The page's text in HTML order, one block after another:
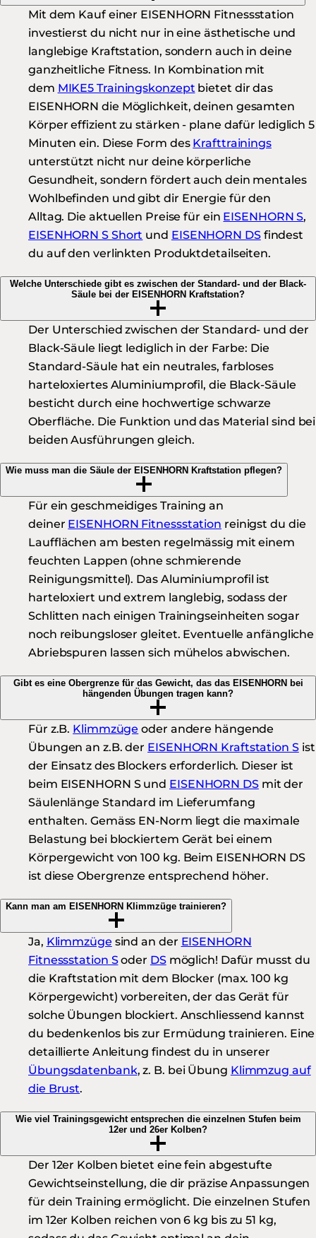
Mit dem Kauf einer EISENHORN Fitnessstation
investierst du nicht nur in eine ästhetische und
langlebige Kraftstation, sondern auch in deine
ganzheitliche Fitness. In Kombination mit
dem MIKE5 Trainingskonzept bietet dir das
EISENHORN die Möglichkeit, deinen gesamten
Körper effizient zu stärken - plane dafür lediglich 5
Minuten ein. Diese Form des Krafttrainings
unterstützt nicht nur deine körperliche
Gesundheit, sondern fördert auch dein mentales
Wohlbefinden und gibt dir Energie für den
Alltag. Die aktuellen Preise für ein EISENHORN S,
EISENHORN S Short und EISENHORN DSfindest
du auf den verlinkten Produktdetailseiten.
Welche Unterschiede gibt es zwischen der Standard- und der Black-
Säule bei der EISENHORN Kraftstation?
Der Unterschied zwischen der Standard- und der
Black-Säule liegt lediglich in der Farbe: Die
Standard-Säule hat ein neutrales, farbloses
harteloxiertes Aluminiumprofil, die Black-Säule
besticht durch eine hochwertige schwarze
Oberfläche. Die Funktion und das Material sind bei
beiden Ausführungen gleich.
Wie muss man die Säule der EISENHORN Kraftstation pflegen?
Für ein geschmeidiges Training an
deiner EISENHORN Fitnessstation reinigst du die
Laufflächen am besten regelmässig mit einem
feuchten Lappen (ohne schmierende
Reinigungsmittel). Das Aluminiumprofil ist
harteloxiert und extrem langlebig, sodass der
Schlitten nach einigen Trainingseinheiten sogar
noch reibungsloser gleitet. Eventuelle anfängliche
Abriebspuren lassen sich mühelos abwischen.
Gibt es eine Obergrenze für das Gewicht, das das EISENHORN bei
hängenden Übungen tragen kann?
Für z.B. Klimmzüge oder andere hängende
Übungen an z.B. der EISENHORN Kraftstation Sist
der Einsatz des Blockers erforderlich. Dieser ist
beim EISENHORN Sund EISENHORN DSmit der
Säulenlänge Standard im Lieferumfang
enthalten. Gemäss EN-Norm liegt die maximale
Belastung bei blockiertem Gerät bei einem
Körpergewicht von 100 kg. Beim EISENHORN DS
ist diese Obergrenze entsprechend höher.
Kann man am EISENHORN Klimmzüge trainieren?
Ja, Klimmzüge sind an der EISENHORN
Fitnessstation Soder DSmöglich! Dafür musst du
die Kraftstation mit dem Blocker (max. 100 kg
Körpergewicht) vorbereiten, der das Gerät für
solche Übungen blockiert. Anschliessend kannst
du bedenkenlos bis zur Ermüdung trainieren. Eine
detaillierte Anleitung findest du in unserer
Übungsdatenbank, z. B. bei Übung Klimmzug auf
die Brust.
Wie viel Trainingsgewicht entsprechen die einzelnen Stufen beim
12er und 26er Kolben?
Der 12er Kolben bietet eine fein abgestufte
Gewichtseinstellung, die dir präzise Anpassungen
für dein Training ermöglicht. Die einzelnen Stufen
im 12er Kolben reichen von 6 kg bis zu 51 kg,